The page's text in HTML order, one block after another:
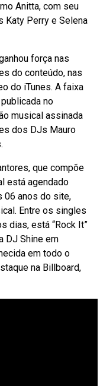
Anitta, com seu
Katy Perry e Selena
força nas
do conteúdo, nas
do iTunes. A faixa
no
musical assinada
dos DJs Mauro
que compõe
está agendado
06 anos do site,
Entre os singles
dias, está “Rock It”
DJ Shine em
em todo o
na Billboard,